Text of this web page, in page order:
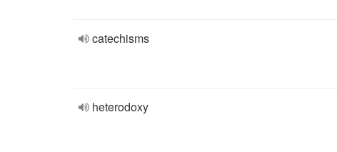
catechisms
heterodoxy